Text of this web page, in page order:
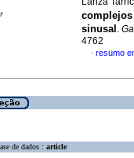
sinusal .
4762
· resumo
de dados : article